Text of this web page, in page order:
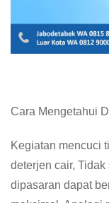
Cara Mengetahui
Kegiatan mencuci
deterjen cair,
dipasaran dapat